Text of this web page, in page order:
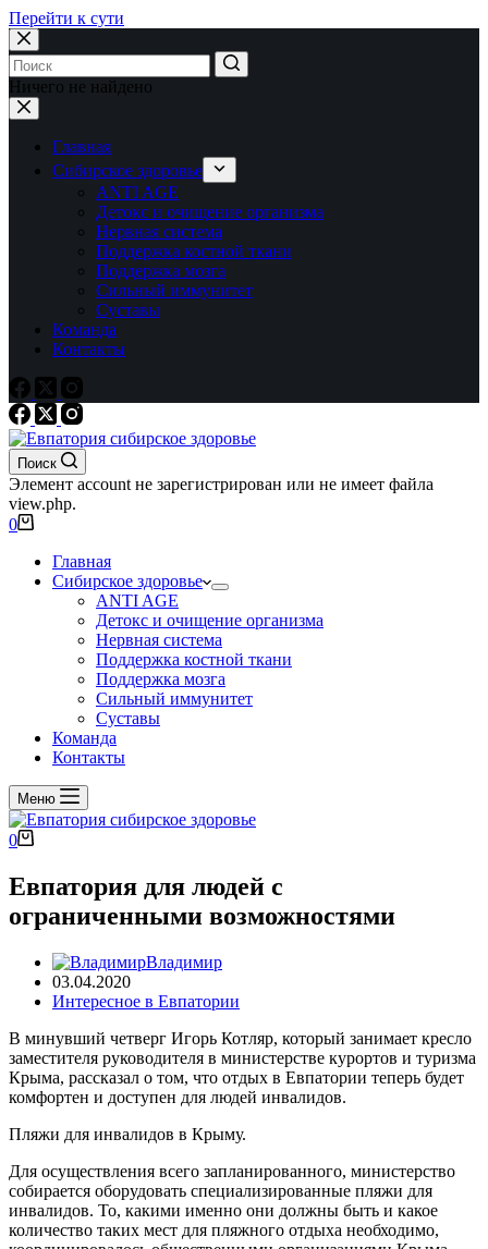
Перейти к сути
Ничего не найдено
Главная
Сибирское здоровье
ANTI AGE
Детокс и очищение организма
Нервная система
Поддержка костной ткани
Поддержка мозга
Сильный иммунитет
Суставы
Команда
Контакты
Поиск
Элемент account не зарегистрирован или не имеет файла
view.php.
0
Главная
Сибирское здоровье
ANTI AGE
Детокс и очищение организма
Нервная система
Поддержка костной ткани
Поддержка мозга
Сильный иммунитет
Суставы
Команда
Контакты
Меню
0
Евпатория для людей с
ограниченными возможностями
Владимир
03.04.2020
Интересное в Евпатории
В минувший четверг Игорь Котляр, который занимает кресло
заместителя руководителя в министерстве курортов и туризма
Крыма, рассказал о том, что отдых в Евпатории теперь будет
комфортен и доступен для людей инвалидов.
Пляжи для инвалидов в Крыму.
Для осуществления всего запланированного, министерство
собирается оборудовать специализированные пляжи для
инвалидов. То, какими именно они должны быть и какое
количество таких мест для пляжного отдыха необходимо,